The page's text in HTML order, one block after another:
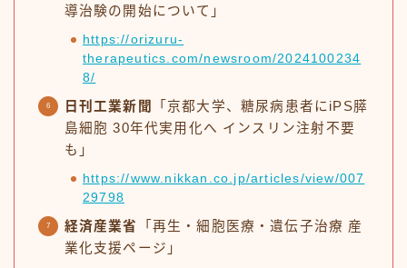
導治験の開始について」
https://orizuru-
therapeutics.com/newsroom/2024100234
8/
日刊工業新聞
「京都大学、糖尿病患者にiPS膵
島細胞 30年代実用化へ インスリン注射不要
も」
https://www.nikkan.co.jp/articles/view/007
29798
経済産業省
「再生・細胞医療・遺伝子治療 産
業化支援ページ」